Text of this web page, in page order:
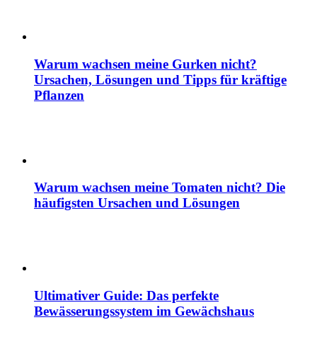
Warum wachsen meine Gurken nicht?
Ursachen, Lösungen und Tipps für kräftige
Pflanzen
Warum wachsen meine Tomaten nicht? Die
häufigsten Ursachen und Lösungen
Ultimativer Guide: Das perfekte
Bewässerungssystem im Gewächshaus